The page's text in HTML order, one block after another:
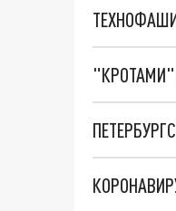
"КРОТАМИ"